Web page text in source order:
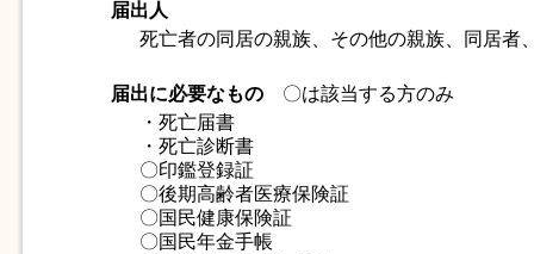
届出人
死亡者の同居の親族、その他の親族、同居者
届出に必要なもの 〇は該当する方のみ
・死亡届書
・死亡診断書
〇印鑑登録証
〇後期高齢者医療保険証
〇国民健康保険証
〇国民年金手帳